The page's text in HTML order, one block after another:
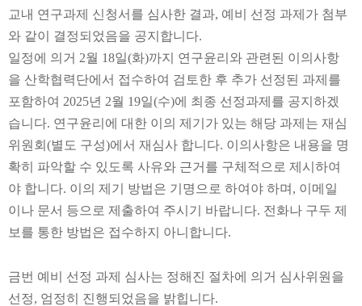
교내 연구과제 신청서를 심사한 결과, 예비 선정 과제가 첨부
와 같이 결정되었음을 공지합니다.
일정에 의거 2월 18일(화)까지 연구윤리와 관련된 이의사항
을 산학협력단에서 접수하여 검토한 후 추가 선정된 과제를
포함하여 2025년 2월 19일(수)에 최종 선정과제를 공지하겠
습니다. 연구윤리에 대한 이의 제기가 있는 해당 과제는 재심
위원회 (별도 구성)에서 재심사 합니다. 이의사항은 내용을 명
확히 파악할 수 있도록 사유와 근거를 구체적으로 제시하여
야 합니다. 이의 제기 방법은 기명으로 하여야 하며 , 이메일
이나 문서 등으로 제출하여 주시기 바랍니다. 전화나 구두 제
보를 통한 방법은 접수하지 아니합니다.
금번 예비 선정 과제 심사는 정해진 절차에 의거 심사위원을
선정, 엄정히 진행되었음을 밝힙니다.